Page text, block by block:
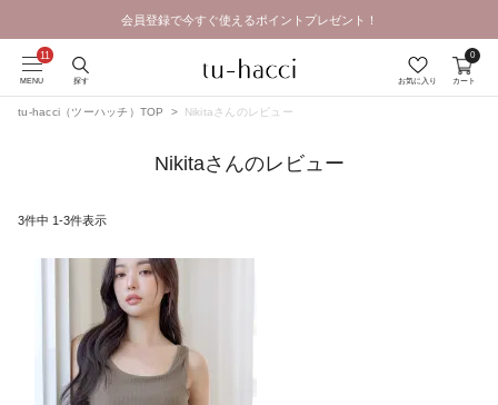
会員登録で今すぐ使えるポイントプレゼント！
MENU 探す お気に入り カート
0
tu-hacci（ツーハッチ）TOP Nikitaさんのレビュー
Nikitaさんのレビュー
3件中 1-3件表示